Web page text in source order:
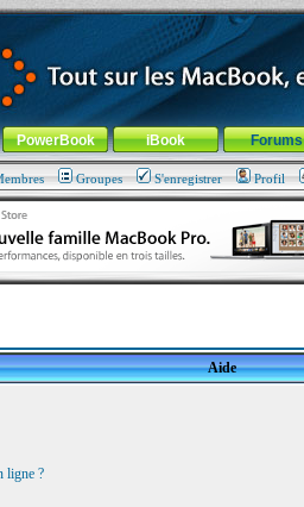
-Aller au menu de la rubrique
PowerBook iBook Forums
Groupes S'enregistrer Profil
Aide
ligne ?